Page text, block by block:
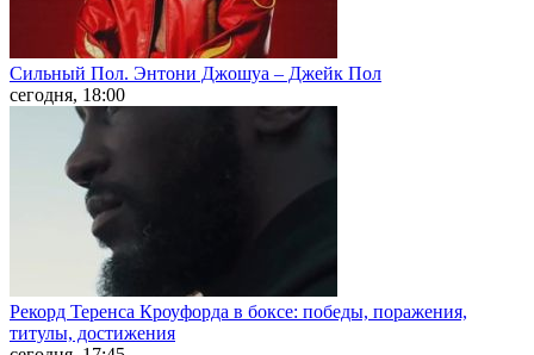
Сильный Пол. Энтони Джошуа – Джейк Пол
сегодня, 18:00
Рекорд Теренса Кроуфорда в боксе: победы, поражения,
титулы, достижения